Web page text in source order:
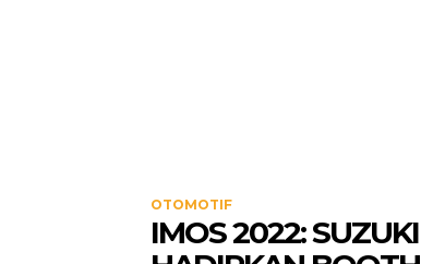
OTOMOTIF
IMOS 2022: SUZUKI